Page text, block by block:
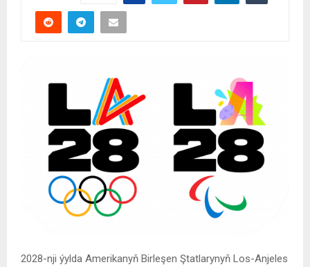
2028-nji ýylda Amerikanyň Birleşen Ştatlarynyň Los-Anjeles